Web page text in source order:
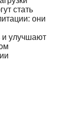
стать
они
и улучшают